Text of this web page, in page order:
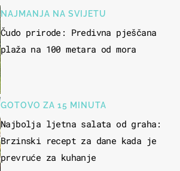
NAJMANJA NA SVIJETU
Čudo prirode: Predivna pješčana
plaža na 100 metara od mora
GOTOVO ZA 15 MINUTA
Najbolja ljetna salata od graha:
Brzinski recept za dane kada je
prevruće za kuhanje